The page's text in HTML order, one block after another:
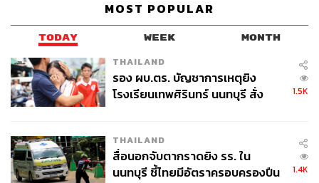
MOST POPULAR
TODAY WEEK MONTH
THAILAND
รอง ผบ.ตร. บัญชาการเหตุยิง
โรงเรียนเทพศิรินทร์ นนทบุรี สั่ง
1.5K
THAILAND
สื่อนอกจับตากราดยิง รร. ใน
นนทบุรี ชี้ไทยมีอัตราครอบครองปืน
1.4K